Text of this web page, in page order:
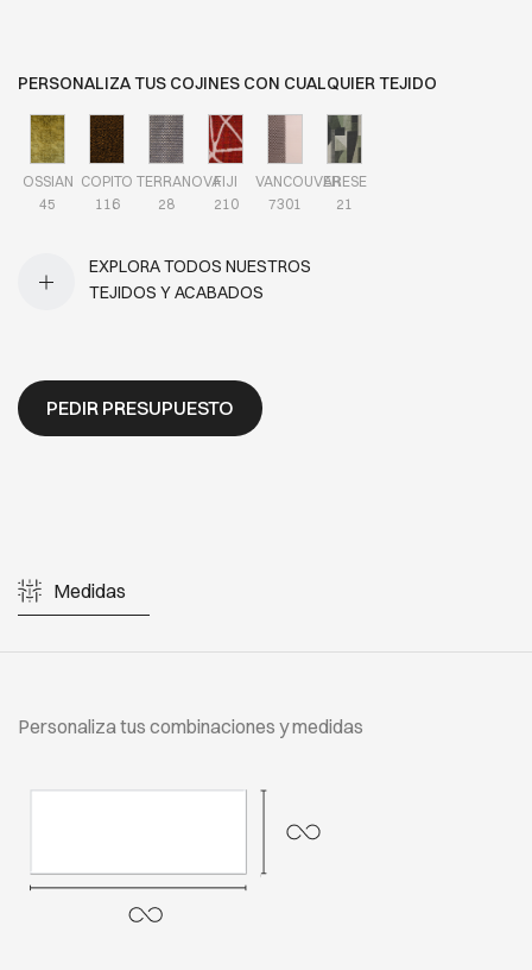
PERSONALIZA TUS COJINES CON CUALQUIER TEJIDO
OSSIAN
45
COPITO
116
TERRANOVA
28
FIJI
210
VANCOUVER
7301
ARESE
21
EXPLORA TODOS NUESTROS
TEJIDOS Y ACABADOS
PEDIR PRESUPUESTO
Medidas
Personaliza tus combinaciones y medidas